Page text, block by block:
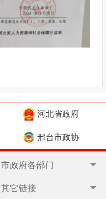
河北省政府
邢台市政协
市政府各部门
其它链接